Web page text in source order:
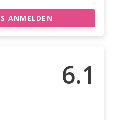
ANMELDEN
6.1